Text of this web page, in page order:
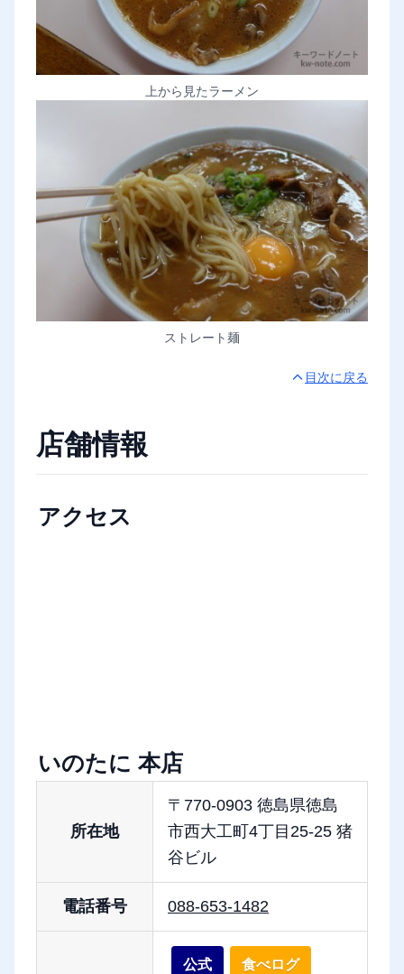
上から見たラーメン
ストレート麺
目次に戻る
店舗情報
アクセス
いのたに 本店
所在地
〒770-0903 徳島県徳島
市西大工町4丁目25-25 猪
谷ビル
電話番号 088-653-1482
公式 食べログ